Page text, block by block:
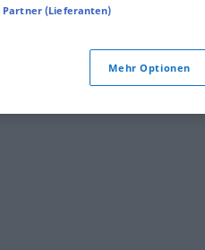
Partner (Lieferanten)
Mehr Optionen